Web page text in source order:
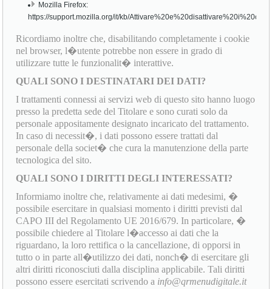
Mozilla Firefox:
https://support.mozilla.org/it/kb/
Ricordiamo inoltre che, disabilitando completamente i cookie
nel browser, l�utente potrebbe non essere in grado di
utilizzare tutte le funzionalit� interattive.
QUALI SONO I DESTINATARI DEI DATI?
I trattamenti connessi ai servizi web di questo sito hanno luogo
presso la predetta sede del Titolare e sono curati solo da
personale appositamente designato incaricato del trattamento.
In caso di necessit�, i dati possono essere trattati dal
personale della societ� che cura la manutenzione della parte
tecnologica del sito.
QUALI SONO I DIRITTI DEGLI INTERESSATI?
Informiamo inoltre che, relativamente ai dati medesimi, �
possibile esercitare in qualsiasi momento i diritti previsti dal
CAPO III del Regolamento UE 2016/679. In particolare, �
possibile chiedere al Titolare l�accesso ai dati che la
riguardano, la loro rettifica o la cancellazione, di opporsi in
tutto o in parte all�utilizzo dei dati, nonch� di esercitare gli
altri diritti riconosciuti dalla disciplina applicabile. Tali diritti
possono essere esercitati scrivendo a info@qrmenudigitale.it